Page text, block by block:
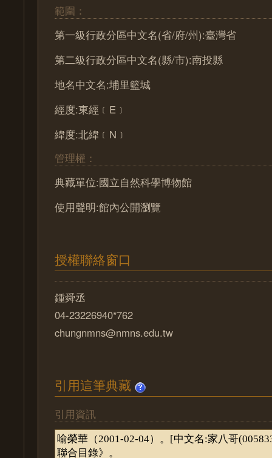
範圍：
第一級行政分區中文名(省/府/州):臺灣省
第二級行政分區中文名(縣/市):南投縣
地名中文名:埔里籃城
經度:東經﹝E﹞
緯度:北緯﹝N﹞
管理權：
典藏單位:國立自然科學博物館
使用聲明:館內公開瀏覽
授權聯絡窗口
鍾舜丞
04-23226940*762
chungnmns@nmns.edu.tw
引用這筆典藏
引用資訊